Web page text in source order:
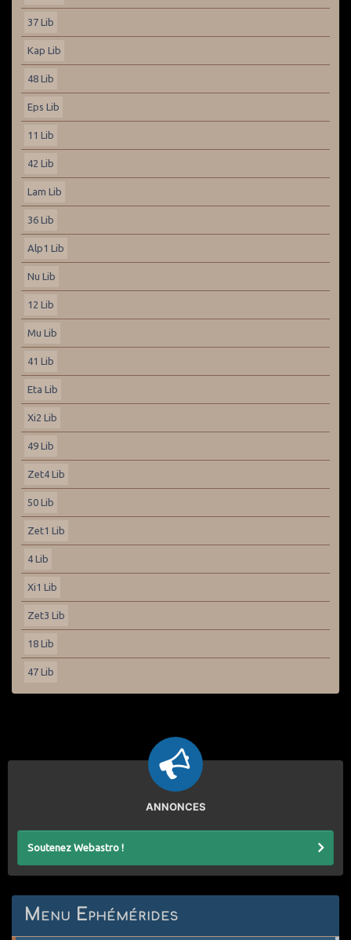
37 Lib
Kap Lib
48 Lib
Eps Lib
11 Lib
42 Lib
Lam Lib
36 Lib
Alp1 Lib
Nu Lib
12 Lib
Mu Lib
41 Lib
Eta Lib
Xi2 Lib
49 Lib
Zet4 Lib
50 Lib
Zet1 Lib
4 Lib
Xi1 Lib
Zet3 Lib
18 Lib
47 Lib
ANNONCES
Soutenez Webastro !
Menu Ephémérides